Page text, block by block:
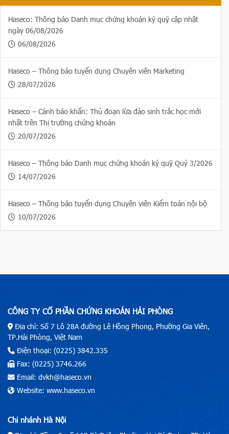
Haseco: Thông báo Danh mục chứng khoán ký quỹ cập nhật
ngày 06/08/2026
06/08/2026
Haseco – Thông báo tuyển dụng Chuyên viên Marketing
28/07/2026
Haseco – Cảnh báo khẩn: Thủ đoạn lừa đảo sinh trắc học mới
nhất trên Thị trường chứng khoán
20/07/2026
Haseco – Thông báo Danh mục chứng khoán ký quỹ Quý 3/2026
14/07/2026
Haseco – Thông báo tuyển dụng Chuyên viên Kiểm toán nội bộ
10/07/2026
CÔNG TY CỔ PHẦN CHỨNG KHOÁN HẢI PHÒNG
Địa chỉ: Số 7 Lô 28A đường Lê Hồng Phong, Phường Gia Viên,
TP.Hải Phòng, Việt Nam
Điện thoại: (0225) 3842.335
Fax: (0225) 3746.266
Email: dvkh@haseco.vn
Website: www.haseco.vn
Chi nhánh Hà Nội